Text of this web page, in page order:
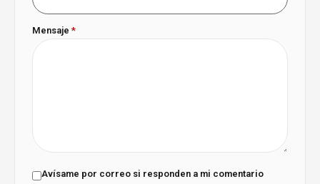
Mensaje*
Avísame por correo si responden a mi comentario